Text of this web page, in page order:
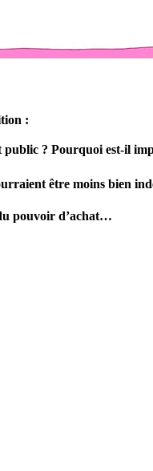
:
public ? Pourquoi est-il
être moins bien
pouvoir d’achat…